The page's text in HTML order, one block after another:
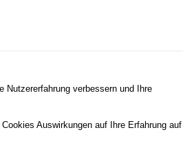
Nutzererfahrung verbessern und Ihre
Auswirkungen auf Ihre Erfahrung auf